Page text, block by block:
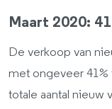
Maart 2020:
De verkoop van
met ongeveer 41%
totale aantal nieuw